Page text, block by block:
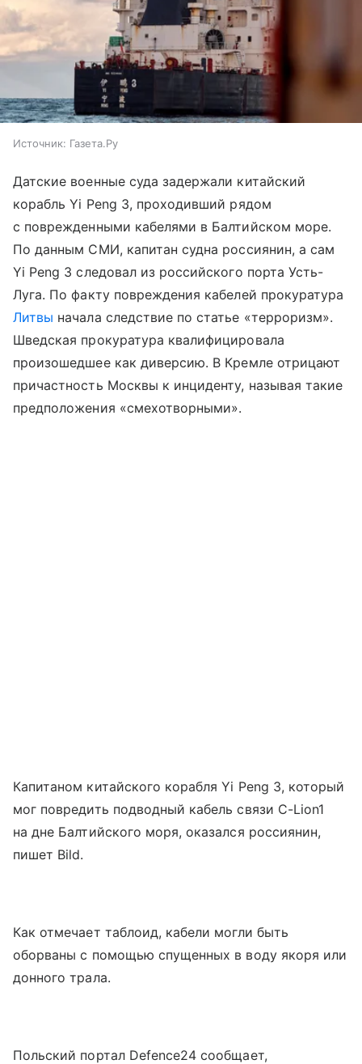
Источник: Газета.Ру
Датские военные суда задержали китайский
корабль Yi Peng 3, проходивший рядом
с поврежденными кабелями в Балтийском море.
По данным СМИ, капитан судна россиянин, а сам
Yi Peng 3 следовал из российского порта Усть-
Луга. По факту повреждения кабелей прокуратура
Литвы начала следствие по статье «терроризм».
Шведская прокуратура квалифицировала
произошедшее как диверсию. В Кремле отрицают
причастность Москвы к инциденту, называя такие
предположения «смехотворными».
Капитаном китайского корабля Yi Peng 3, который
мог повредить подводный кабель связи C-Lion1
на дне Балтийского моря, оказался россиянин,
пишет Bild.
Как отмечает таблоид, кабели могли быть
оборваны с помощью спущенных в воду якоря или
донного трала.
Польский портал Defence24 сообщает,